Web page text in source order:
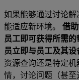
如果能够通过讨论
能适应新环境。
借
员工即可获得所需
员立即与员工及其设
资源查询还是特定
情，讨论问题（甚至